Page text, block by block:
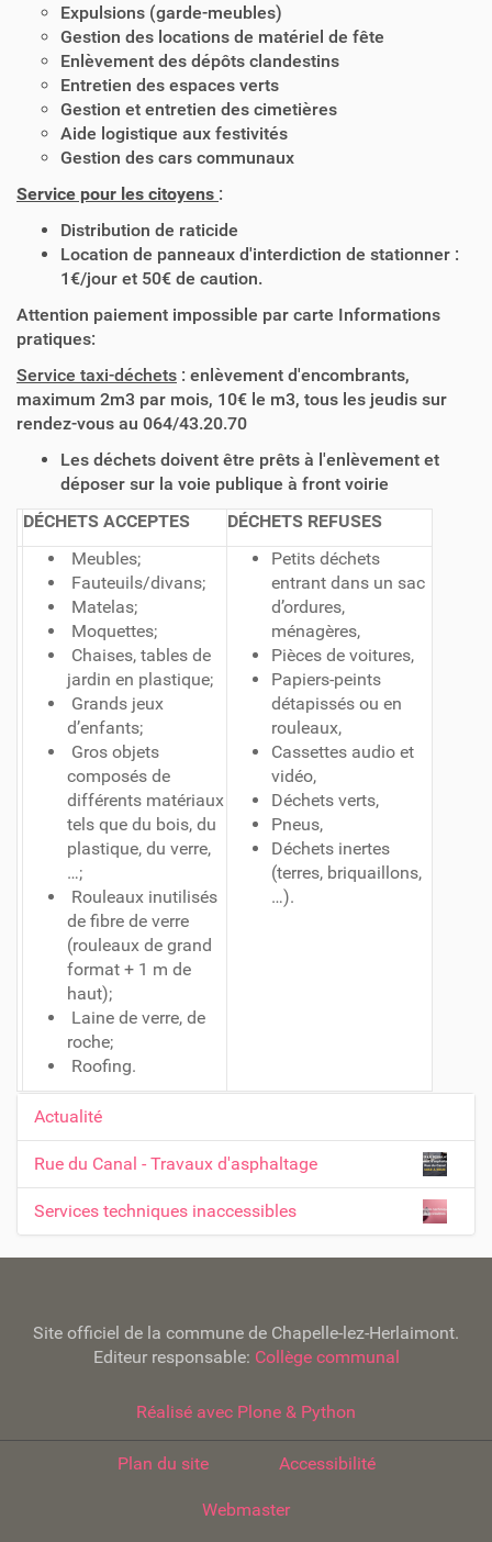
Expulsions (garde-meubles)
Gestion des locations de matériel de fête
Enlèvement des dépôts clandestins
Entretien des espaces verts
Gestion et entretien des cimetières
Aide logistique aux festivités
Gestion des cars communaux
Service pour les citoyens :
Distribution de raticide
Location de panneaux d'interdiction de stationner :
1€/jour et 50€ de caution.
Attention paiement impossible par carte Informations
pratiques:
Service taxi-déchets : enlèvement d'encombrants,
maximum 2m3 par mois, 10€ le m3, tous les jeudis sur
rendez-vous au 064/43.20.70
Les déchets doivent être prêts à l'enlèvement et
déposer sur la voie publique à front voirie
DÉCHETS ACCEPTES
DÉCHETS REFUSES
Meubles;
Fauteuils/divans;
Matelas;
Moquettes;
Chaises, tables de
jardin en plastique;
Grands jeux
d’enfants;
Gros objets
composés de
différents matériaux
tels que du bois, du
plastique, du verre,
…;
Rouleaux inutilisés
de fibre de verre
(rouleaux de grand
format + 1 m de
haut);
Laine de verre, de
roche;
Roofing.
Petits déchets
entrant dans un sac
d’ordures,
ménagères,
Pièces de voitures,
Papiers-peints
détapissés ou en
rouleaux,
Cassettes audio et
vidéo,
Déchets verts,
Pneus,
Déchets inertes
(terres, briquaillons,
…).
N
a
v
i
i
Actualité
Rue du Canal - Travaux d'asphaltage
Services techniques inaccessibles
Site officiel de la commune de Chapelle-lez-Herlaimont.
Editeur responsable: Collège communal
Réalisé avec Plone & Python
Plan du site Accessibilité
Webmaster